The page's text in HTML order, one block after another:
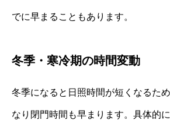
でに早まることもあります。
冬季・寒冷期の時間変動
冬季になると日照時間が短くなるた
なり閉門時間も早まります。具体的